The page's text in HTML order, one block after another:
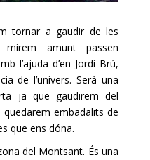
tornar a gaudir de les
amunt passen
l’ajuda d’en Jordi Brú,
de l’univers. Serà una
ja que gaudirem del
embadalits de
que ens dóna.
del Montsant. És una